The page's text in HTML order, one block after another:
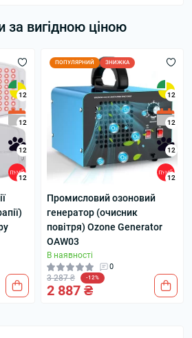
за вигідною ціною
12
12
12
12
ПОПУЛЯРНИЙ ЗНИЖКА
12
12
12
12
Промисловий озоновий
генератор (очисник
повітря) Ozone Generator
OAW03
В наявності
0
3 287 ₴ -12%
2 887 ₴